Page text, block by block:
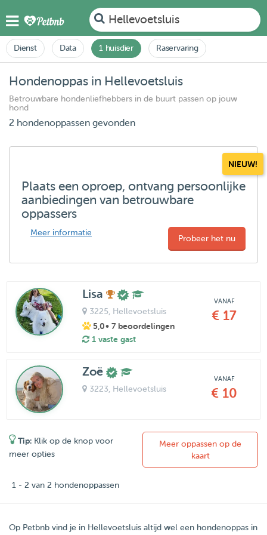
Hellevoetsluis
Dienst Data 1 huisdier Raservaring
Hondenoppas in Hellevoetsluis
Betrouwbare hondenliefhebbers in de buurt passen op jouw
hond
2 hondenoppassen gevonden
NIEUW!
Plaats een oproep, ontvang persoonlijke
aanbiedingen van betrouwbare
oppassers
Meer informatie
Probeer het nu
Lisa
3225, Hellevoetsluis
5,0• 7 beoordelingen
1 vaste gast
VANAF
€ 17
Zoë
3223 , Hellevoetsluis
VANAF
€ 10
Tip: Klik op de knop voor
meer opties
Meer oppassen op de
kaart
1 - 2 van 2 hondenoppassen
Op Petbnb vind je in Hellevoetsluis altijd wel een hondenoppas in